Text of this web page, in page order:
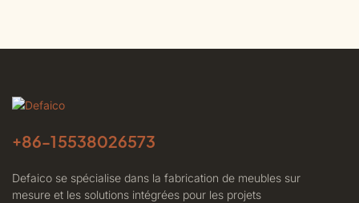
+86-15538026573
Defaico se spécialise dans la fabrication de meubles sur
mesure et les solutions intégrées pour les projets